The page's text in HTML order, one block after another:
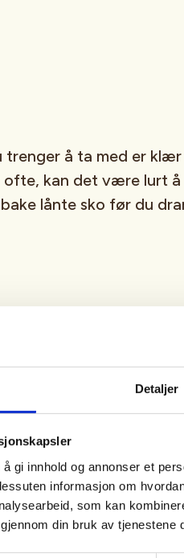
Detaljer
gi innhold og annonser et
informasjon om
som kan
din bruk av tjenestene
trenger å ta med er
ofte, kan det være lurt å
lånte sko før du
Friluftshuset til DNT
noe som betyr at de er
for alle, uansett
snakker aktivitet- og
er også hjertelig
gi beskjed om du
tilrettelegging, så